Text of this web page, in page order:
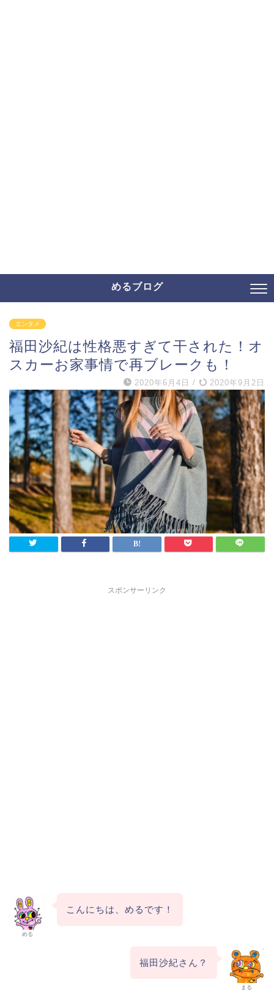
めるブログ
エンタメ
福田沙紀は性格悪すぎて干された！オ
スカーお家事情で再ブレークも！
2020年6月4日 / 2020年9月2日
スポンサーリンク
める
こんにちは、めるです！
まる
福田沙紀さん？